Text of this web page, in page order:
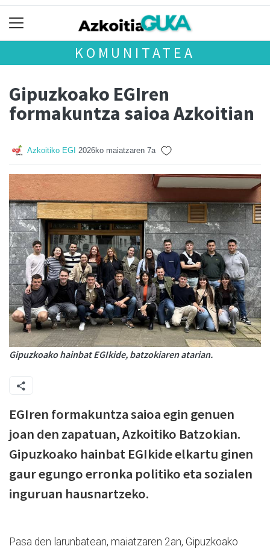
KOMUNITATEA
Gipuzkoako EGIren
formakuntza saioa Azkoitian
Azkoitiko EGI 2026ko maiatzaren 7a
Gipuzkoako hainbat EGIkide, batzokiaren atarian.
EGIren formakuntza saioa egin genuen
joan den zapatuan, Azkoitiko Batzokian.
Gipuzkoako hainbat EGIkide elkartu ginen
gaur egungo erronka politiko eta sozialen
inguruan hausnartzeko.
Pasa den larunbatean, maiatzaren 2an, Gipuzkoako